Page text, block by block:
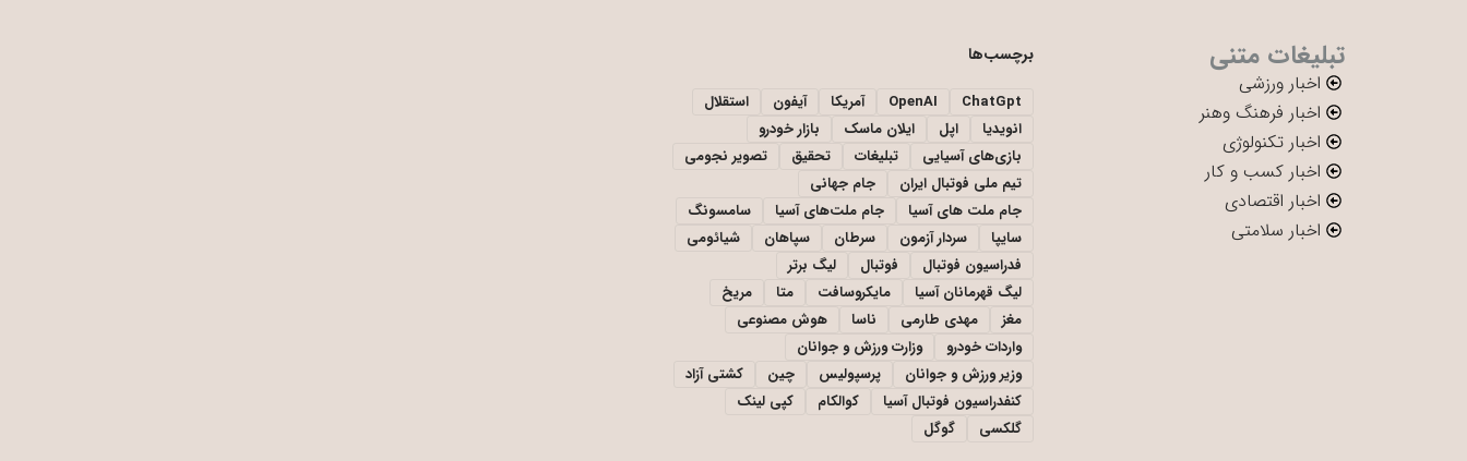
تبلیغات متنی
اخبار ورزشی
اخبار فرهنگ وهنر
اخبار تکنولوژی
اخبار کسب و کار
اخبار اقتصادی
اخبار سلامتی
برچسب‌ها
ChatGpt
OpenAI آمریکا آیفون
استقلال
انویدیا
اپل ایلان ماسک
بازار خودرو
بازی‌های آسیایی
تبلیغات تحقیق
تصویر نجومی
تیم ملی فوتبال ایران
جام جهانی
جام ملت های آسیا
جام ملت‌های آسیا
سامسونگ
سایپا
سردار آزمون سرطان سپاهان
شیائومی
فدراسیون فوتبال
فوتبال
لیگ برتر
لیگ قهرمانان آسیا
مایکروسافت متا
مریخ
مغز
مهدی طارمی ناسا
هوش مصنوعی
واردات خودرو
وزارت ورزش و جوانان
وزیر ورزش و جوانان
پرسپولیس چین
کشتی آزاد
کنفدراسیون فوتبال آسیا
کوالکام
کپی لینک
گلکسی
گوگل